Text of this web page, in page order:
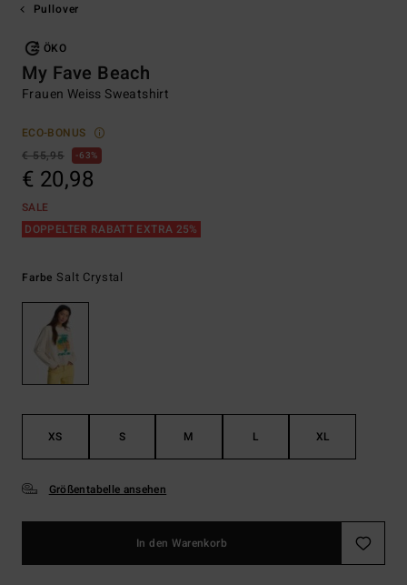
Pullover
ÖKO
My Fave Beach
Frauen Weiss Sweatshirt
ECO-BONUS
€ 55,95
63%
€ 20,98
SALE
DOPPELTER RABATT EXTRA 25%
Farbe Salt Crystal
XS S M L XL
Größentabelle ansehen
In den Warenkorb